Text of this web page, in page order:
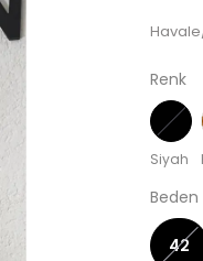
Renk
Siyah
Beden
42